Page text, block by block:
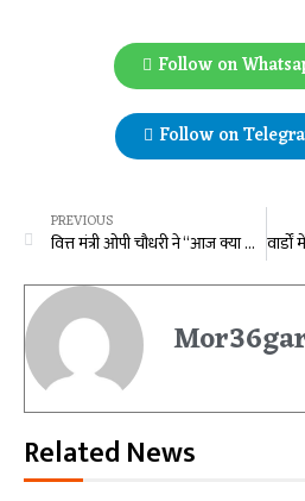
Follow on
Follow on
PREVIOUS
वित्त मंत्री ओपी चौधरी ने “आज क्या सीखा“ कार्यक्रम का किया शुभारंभ
Related News